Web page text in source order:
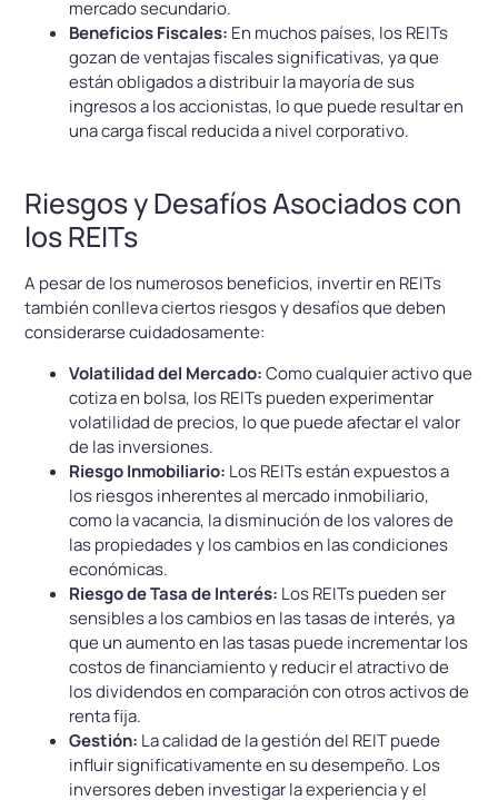
mercado secundario.
Beneficios Fiscales: En muchos países, los REITs
gozan de ventajas fiscales significativas, ya que
están obligados a distribuir la mayoría de sus
ingresos a los accionistas, lo que puede resultar en
una carga fiscal reducida a nivel corporativo.
Riesgos y Desafíos Asociados con
los REITs
A pesar de los numerosos beneficios, invertir en REITs
también conlleva ciertos riesgos y desafíos que deben
considerarse cuidadosamente:
Volatilidad del Mercado:Como cualquier activo que
cotiza en bolsa, los REITs pueden experimentar
volatilidad de precios, lo que puede afectar el valor
de las inversiones.
Riesgo Inmobiliario: Los REITs están expuestos a
los riesgos inherentes al mercado inmobiliario,
como la vacancia, la disminución de los valores de
las propiedades y los cambios en las condiciones
económicas.
Riesgo de Tasa de Interés: Los REITs pueden ser
sensibles a los cambios en las tasas de interés, ya
que un aumento en las tasas puede incrementar los
costos de financiamiento y reducir el atractivo de
los dividendos en comparación con otros activos de
renta fija.
Gestión: La calidad de la gestión del REIT puede
influir significativamente en su desempeño. Los
inversores deben investigar la experiencia y el